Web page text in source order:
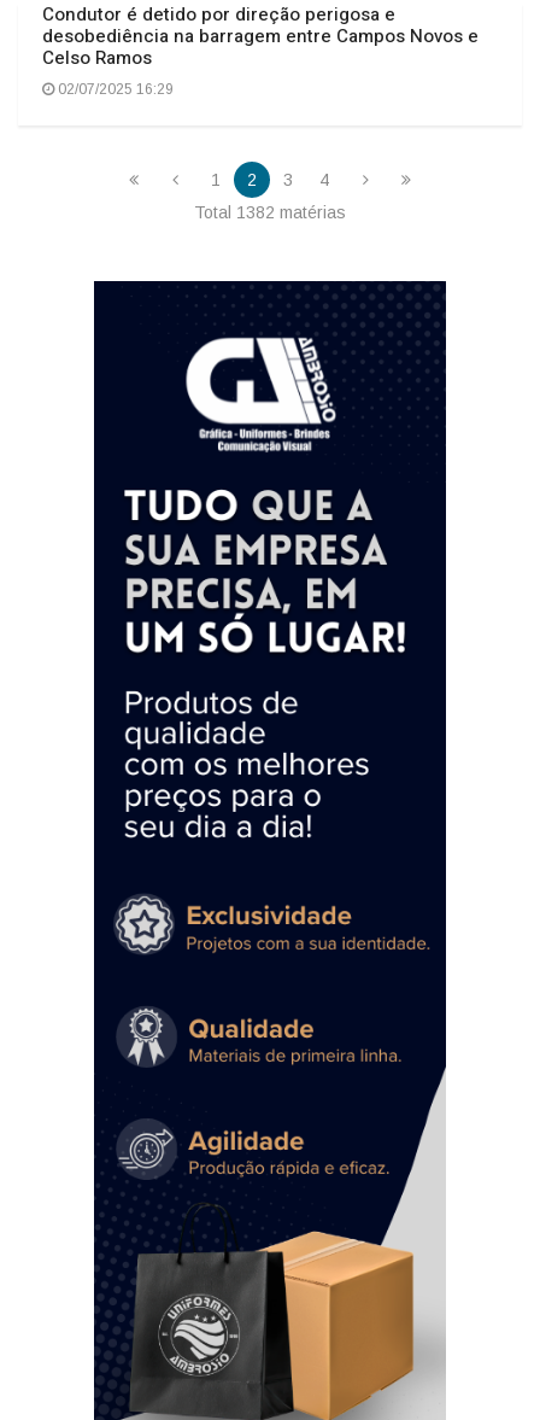
Condutor é detido por direção perigosa e
desobediência na barragem entre Campos Novos e
Celso Ramos
02/07/2025 16:29
1 2 3
4
Total 1382 matérias